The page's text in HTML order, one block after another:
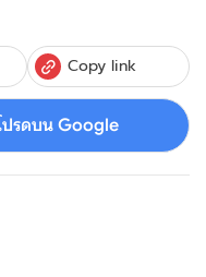
Copy link
ปรดบน Google